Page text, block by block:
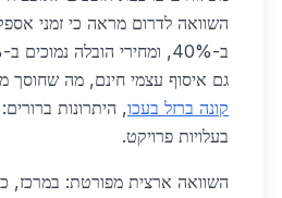
השוואה לדרום מראה כי זמני
גם איסוף עצמי חינם, מה שחוסך
קונה ברזל בעכו
בעלויות פרויקט.
השוואה ארצית מפורטת: במרכז,